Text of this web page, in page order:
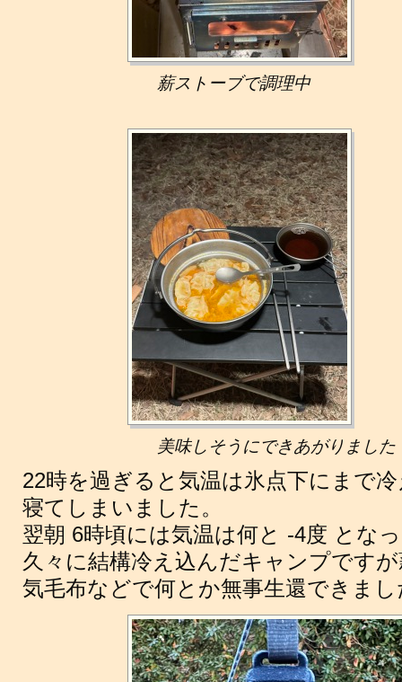
薪ストーブで調理中
美味しそうにできあがりました
22時を過ぎると気温は氷点下にまで
寝てしまいました。
翌朝 6時頃には気温は何と -4度 とな
久々に結構冷え込んだキャンプです
気毛布などで何とか無事生還できまし